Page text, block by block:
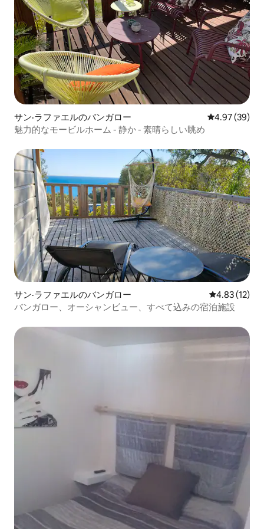
サン·ラファエルのバンガロー レビュー39
4.97 (39)
魅力的なモービルホーム - 静か - 素晴らしい眺め
サン·ラファエルのバンガロー レビュー12
4.83 (12)
バンガロー、オーシャンビュー、すべて込みの宿泊施設